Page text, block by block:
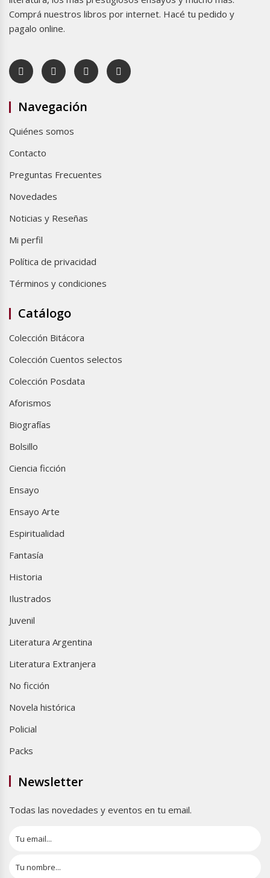
Comprá nuestros libros por internet. Hacé tu pedido y
pagalo online.
Navegación
Quiénes somos
Contacto
Preguntas Frecuentes
Novedades
Noticias y Reseñas
Mi perfil
Política de privacidad
Términos y condiciones
Catálogo
Colección Bitácora
Colección Cuentos selectos
Colección Posdata
Aforismos
Biografías
Bolsillo
Ciencia ficción
Ensayo
Ensayo Arte
Espiritualidad
Fantasía
Historia
Ilustrados
Juvenil
Literatura Argentina
Literatura Extranjera
No ficción
Novela histórica
Policial
Packs
Newsletter
Todas las novedades y eventos en tu email.